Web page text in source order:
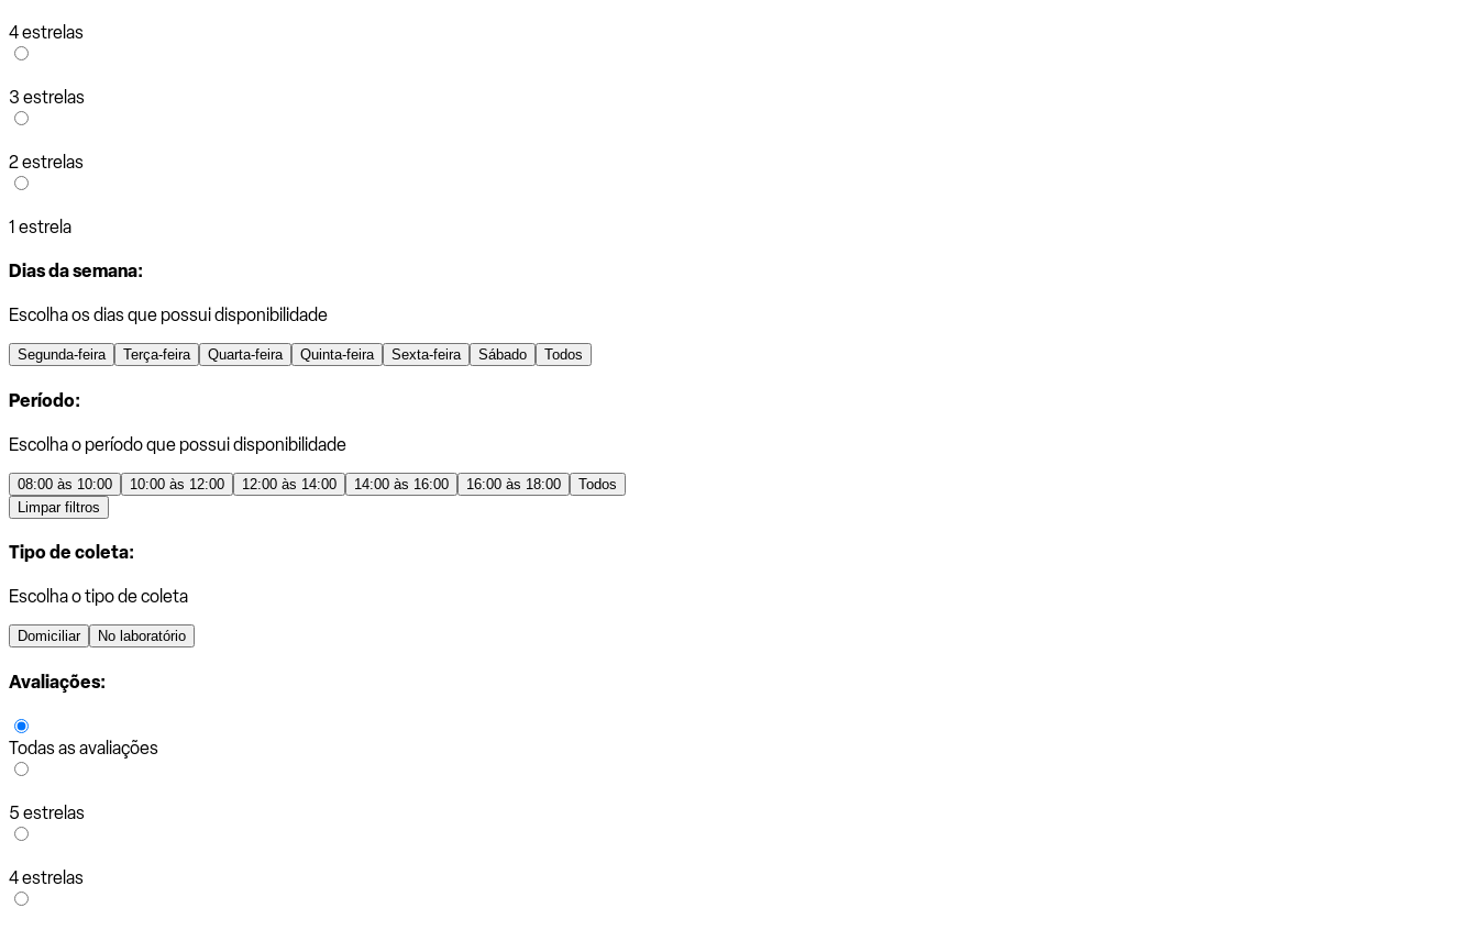
4 estrelas
3 estrelas
2 estrelas
1 estrela
Dias da semana:
Escolha os dias que possui disponibilidade
Segunda-feira Terça-feira Quarta-feira Quinta-feira Sexta-feira Sábado Todos
Período:
Escolha o período que possui disponibilidade
08:00 às 10:00 10:00 às 12:00 12:00 às 14:00 14:00 às 16:00 16:00 às 18:00
Todos
Limpar filtros
Tipo de coleta:
Escolha o tipo de coleta
Domiciliar No laboratório
Avaliações:
Todas as avaliações
5 estrelas
4 estrelas